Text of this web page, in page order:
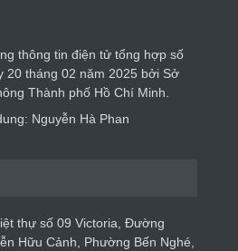
thông tin điện tử tổng hợp số
20 tháng 02 năm 2025 bởi Sở
Thành phố Hồ Chí Minh.
Nguyễn Hà Phan
thự số 09 Victoria, Đường
Hữu Cảnh, Phường Bến Nghé,